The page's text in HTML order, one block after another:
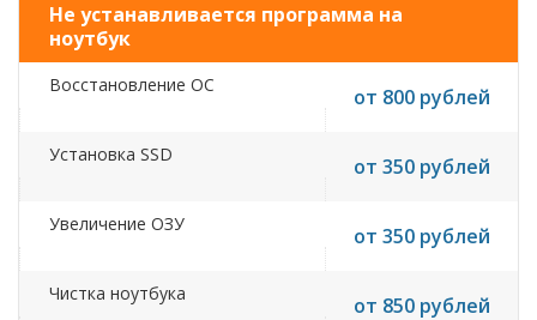
Не устанавливается программа на
ноутбук
Восстановление ОС от 800 рублей
Установка SSD от 350 рублей
Увеличение ОЗУ от 350 рублей
Чистка ноутбука от 850 рублей